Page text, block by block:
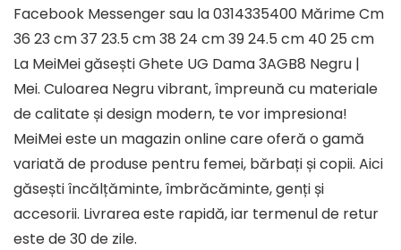
Facebook Messenger sau la 0314335400 Mărime Cm
36 23 cm 37 23.5 cm 38 24 cm 39 24.5 cm 40 25 cm
La MeiMei găsești Ghete UG Dama 3AGB8 Negru |
Mei. Culoarea Negru vibrant, împreună cu materiale
de calitate și design modern, te vor impresiona!
MeiMei este un magazin online care oferă o gamă
variată de produse pentru femei, bărbați și copii. Aici
găsești încălțăminte, îmbrăcăminte, genți și
accesorii. Livrarea este rapidă, iar termenul de retur
este de 30 de zile.